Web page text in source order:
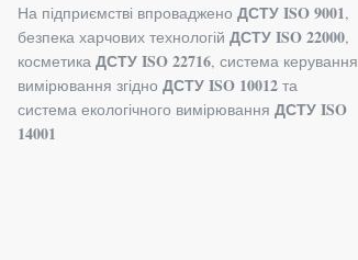
На підприємстві впроваджено ДСТУ ISO 9001,
безпека харчових технологій ДСТУ ISO 22000,
косметика ДСТУ ISO 22716, система керування
вимірювання згідно ДСТУ ISO 10012 та
система екологічного вимірювання ДСТУ ISO
14001